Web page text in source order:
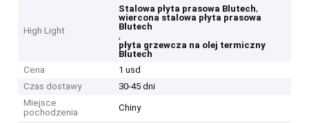
High Light
Stalowa płyta prasowa Blutech,
wiercona stalowa płyta prasowa
Blutech
,
płyta grzewcza na olej termiczny
Blutech
Cena
1 usd
Czas dostawy
30-45 dni
Miejsce
pochodzenia
Chiny